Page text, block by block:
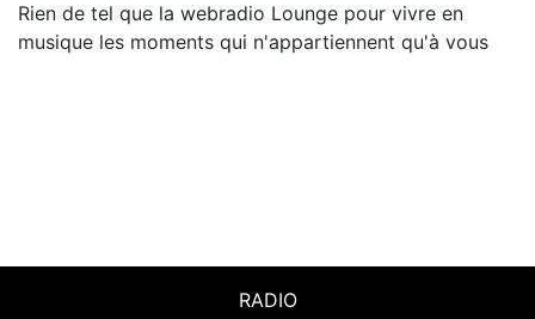
Rien de tel que la webradio Lounge pour vivre en
musique les moments qui n'appartiennent qu'à vous
RADIO